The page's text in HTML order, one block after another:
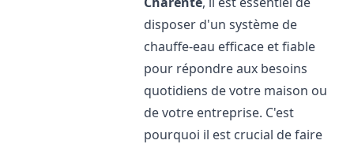
disposer d'un système de
chauffe-eau efficace et fiable
pour répondre aux besoins
quotidiens de votre maison ou
de votre entreprise. C'est
pourquoi il est crucial de faire